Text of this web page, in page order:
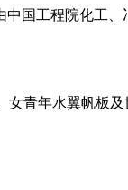
国工程院化工
青年水翼帆板